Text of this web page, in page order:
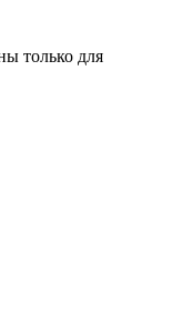
только для